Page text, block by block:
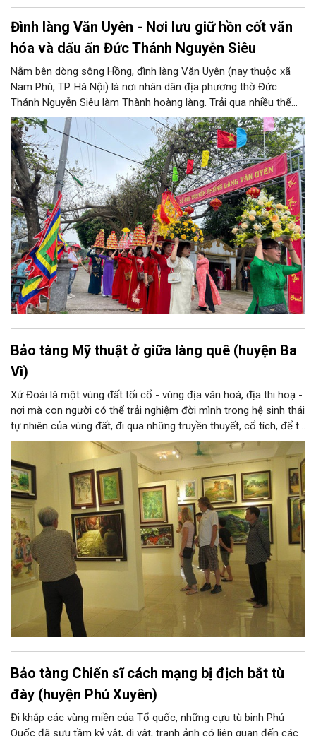
Đình làng Văn Uyên - Nơi lưu giữ hồn cốt văn
hóa và dấu ấn Đức Thánh Nguyễn Siêu
Nằm bên dòng sông Hồng, đình làng Văn Uyên (nay thuộc xã
Nam Phù, TP. Hà Nội) là nơi nhân dân địa phương thờ Đức
Thánh Nguyễn Siêu làm Thành hoàng làng. Trải qua nhiều thế
hệ, ngôi đình không chỉ là không gian sinh hoạt tín ngưỡng của
cộng đồng dân cư mà còn lưu giữ nhiều giá trị lịch sử, văn hóa.
Bảo tàng Mỹ thuật ở giữa làng quê (huyện Ba
Vì)
Xứ Đoài là một vùng đất tối cổ - vùng địa văn hoá, địa thi hoạ -
nơi mà con người có thể trải nghiệm đời mình trong hệ sinh thái
tự nhiên của vùng đất, đi qua những truyền thuyết, cổ tích, để từ
đó tạo nên tâm tính, giọng nói đặc trưng của con người xứ
Đoài. Nắng và gió, núi và sông xứ Đoài đã gợi cảm hứng sáng
tác cho một Tản Đà, một Quang Dũng và nhiều thi nhân, hoạ sĩ:
từ Tô Ngọc Vân, Nguyễn Gia Trí đến Sĩ Tốt, Nguyễn Tiến Chung,
Nguyễn Tư Nghiêm, Nguyễn Sáng... và những thế hệ văn nghệ sĩ
sau này, ở họ đều có những sáng tác xuất sắc về xứ Đoài.
Bảo tàng Chiến sĩ cách mạng bị địch bắt tù
đày (huyện Phú Xuyên)
Đi khắp các vùng miền của Tổ quốc, những cựu tù binh Phú
Quốc đã sưu tầm kỷ vật, di vật, tranh ảnh có liên quan đến các